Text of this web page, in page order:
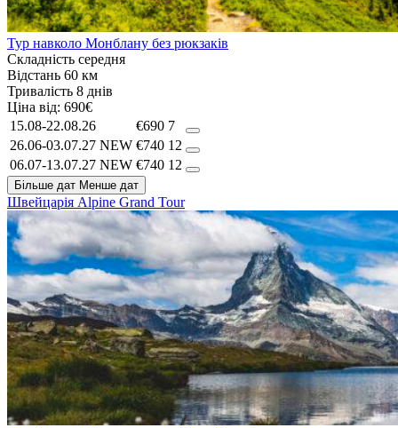
Тур навколо Монблану без рюкзаків
Складність середня
Відстань 60 км
Тривалість 8 днів
Ціна від: 690€
15.08-22.08.26
€690 7
26.06-03.07.27 NEW €740 12
06.07-13.07.27 NEW €740 12
Більше дат Менше дат
Швейцарія Alpine Grand Tour